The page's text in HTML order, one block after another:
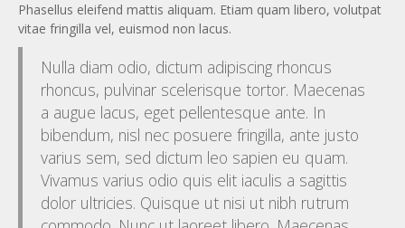
Phasellus eleifend mattis aliquam. Etiam quam libero, volutpat
vitae fringilla vel, euismod non lacus.
Nulla diam odio, dictum adipiscing rhoncus
rhoncus, pulvinar scelerisque tortor. Maecenas
a augue lacus, eget pellentesque ante. In
bibendum, nisl nec posuere fringilla, ante justo
varius sem, sed dictum leo sapien eu quam.
Vivamus varius odio quis elit iaculis a sagittis
dolor ultricies. Quisque ut nisi ut nibh rutrum